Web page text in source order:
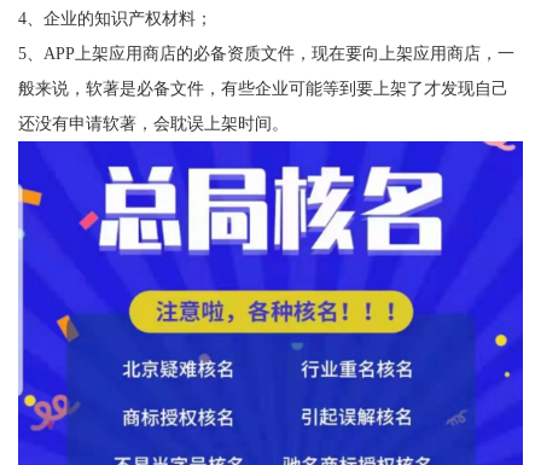
4、企业的知识产权材料；
5、APP上架应用商店的必备资质文件，现在要向上架应用商店，一
般来说，软著是必备文件，有些企业可能等到要上架了才发现自己
还没有申请软著，会耽误上架时间。